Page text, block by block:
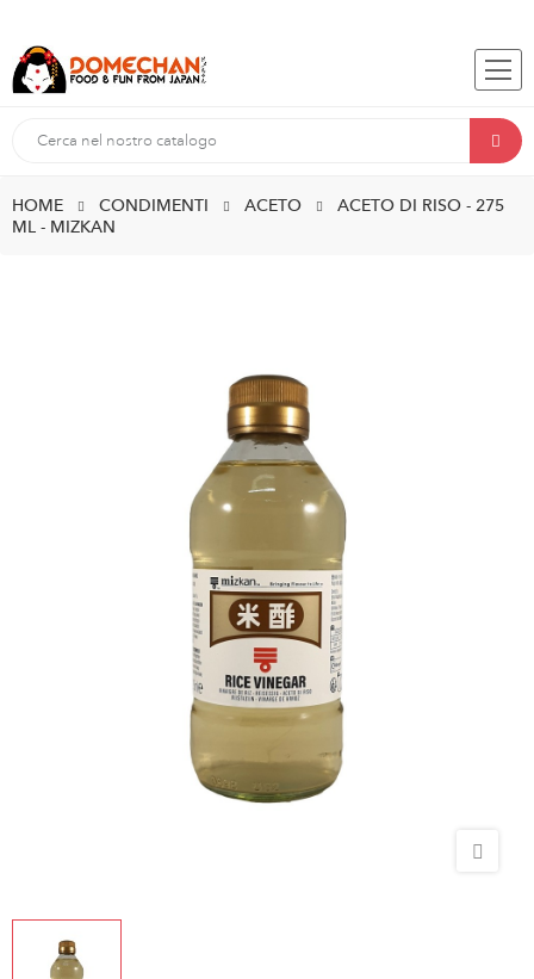
HOME CONDIMENTI ACETO
ACETO DI RISO - 275
ML - MIZKAN